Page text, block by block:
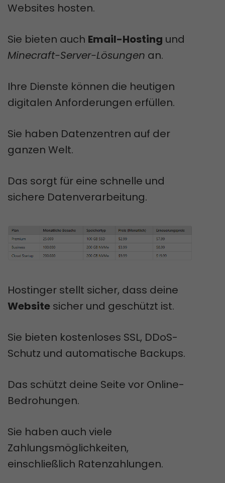
Websites hosten.
Sie bieten auch Email-Hosting und
Minecraft-Server-Lösungen an.
Ihre Dienste können die heutigen
digitalen Anforderungen erfüllen.
Sie haben Datenzentren auf der
ganzen Welt.
Das sorgt für eine schnelle und
sichere Datenverarbeitung.
Hostinger stellt sicher, dass deine
Website sicher und geschützt ist.
Sie bieten kostenloses SSL, DDoS-
Schutz und automatische Backups.
Das schützt deine Seite vor Online-
Bedrohungen.
Sie haben auch viele
Zahlungsmöglichkeiten,
einschließlich Ratenzahlungen.